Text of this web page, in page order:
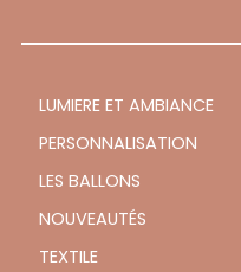
LUMIERE ET AMBIANCE
PERSONNALISATION
LES BALLONS
NOUVEAUTÉS
TEXTILE